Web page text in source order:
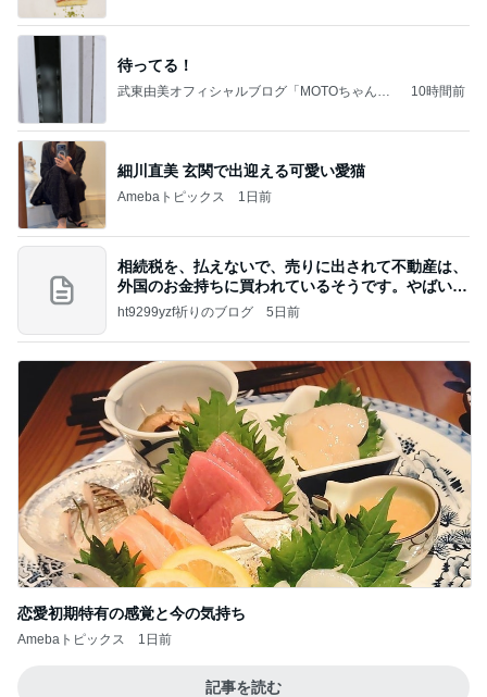
待ってる！
武東由美オフィシャルブログ「MOTOちゃんと
10時間前
細川直美 玄関で出迎える可愛い愛猫
Amebaトピックス 1日前
相続税を、払えないで、売りに出されて不動産は、
外国のお金持ちに買われているそうです。やばいで
すよ
ht9299yzf祈りのブログ 5日前
恋愛初期特有の感覚と今の気持ち
Amebaトピックス 1日前
記事を読む